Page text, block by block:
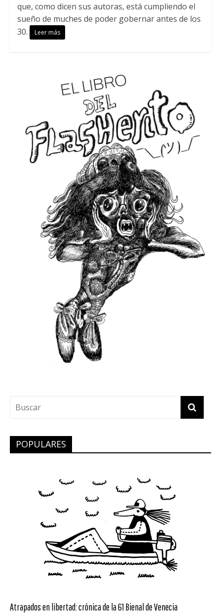
que, como dicen sus autoras, está cumpliendo el
sueño de muches de poder gobernar antes de los
30.
Leer más
POPULARES
Atrapados en libertad: crónica de la 61 Bienal de Venecia